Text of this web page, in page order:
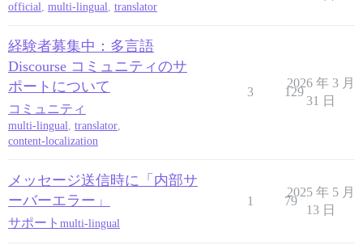
official, multi-lingual, translator
経験者募集中：多言語
Discourse コミュニティのサ
ポートについて
コミュニティ
multi-lingual, translator,
content-localization
3 129
2026 年 3 月
31 日
メッセージ送信時に「内部サ
ーバーエラー」
サポート multi-lingual
1 79
2025 年 5 月
13 日